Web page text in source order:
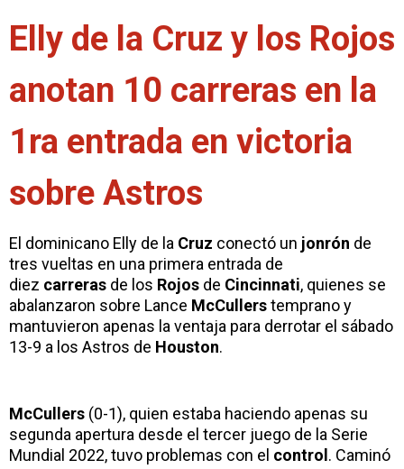
Elly de la Cruz y los Rojos
anotan 10 carreras en la
1ra entrada en victoria
sobre Astros
El dominicano Elly de la Cruz conectó un jonrón de
tres vueltas en una primera entrada de
diez carreras de los Rojos de Cincinnati, quienes se
abalanzaron sobre Lance McCullerstemprano y
mantuvieron apenas la ventaja para derrotar el sábado
13-9 a los Astros de Houston.
McCullers (0-1), quien estaba haciendo apenas su
segunda apertura desde el tercer juego de la Serie
Mundial 2022, tuvo problemas con el control. Caminó